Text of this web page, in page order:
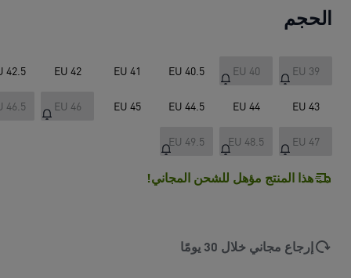
الحجم
EU 39
EU 40
EU 40.5
EU 41
EU 42
42.5
EU 43
EU 44
EU 44.5
EU 45
EU 46
46.5
EU 47
EU 48.5
EU 49.5
هذا المنتج مؤهل للشحن المجاني!
إرجاع مجاني خلال 30 يومًا